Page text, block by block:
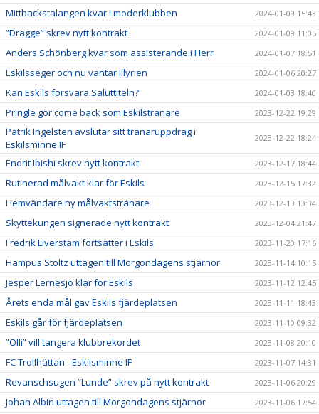
Mittbackstalangen kvar i moderklubben 2024-01-09 15:43
”Dragge” skrev nytt kontrakt 2024-01-09 11:05
Anders Schönberg kvar som assisterande i Herr 2024-01-07 18:51
Eskilsseger och nu väntar Illyrien 2024-01-06 20:27
Kan Eskils försvara Saluttiteln? 2024-01-03 18:40
Pringle gör come back som Eskilstränare 2023-12-22 19:29
Patrik Ingelsten avslutar sitt tränaruppdrag i
Eskilsminne IF
2023-12-22 18:24
Endrit Ibishi skrev nytt kontrakt 2023-12-17 18:44
Rutinerad målvakt klar för Eskils 2023-12-15 17:32
Hemvändare ny målvaktstränare 2023-12-13 13:34
Skyttekungen signerade nytt kontrakt 2023-12-04 21:47
Fredrik Liverstam fortsätter i Eskils 2023-11-20 17:16
Hampus Stoltz uttagen till Morgondagens stjärnor 2023-11-14 10:15
Jesper Lernesjö klar för Eskils 2023-11-12 12:45
Årets enda mål gav Eskils fjärdeplatsen 2023-11-11 18:43
Eskils går för fjärdeplatsen 2023-11-10 09:32
”Olli” vill tangera klubbrekordet 2023-11-08 20:10
FC Trollhättan - Eskilsminne IF 2023-11-07 14:31
Revanschsugen ”Lunde” skrev på nytt kontrakt 2023-11-06 20:29
Johan Albin uttagen till Morgondagens stjärnor 2023-11-06 17:54